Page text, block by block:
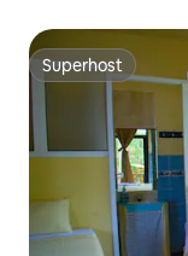
Superhost
Superhost